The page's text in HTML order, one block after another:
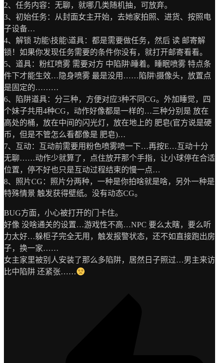
2、任务内容：无聊，就哪几类随机抽，可放弃。
3、初始任务：从封面女主开始，去她家拍照、进货、按照电
子设备…
4、解锁 功能\技能\道具：都是需要做任务，然后 读 邮寄解
锁！如果你发现任务需要的条件你没有，就打开邮寄看看。
5、道具：粉红喷雾 需要对方 中陷阱\睡着。睡眠喷雾 特点条
件下才能生效…隐身喷雾 最是没用……陷阱\摄像头，放置点
是固定的………
6、陷阱道具：分三种，方便对应3种不同CG。外加睡觉，四
个妹子共用4种CG，动作好像都是一样的…三种分别是 放在
高处的桶，放在中间的闪光灯，放在地上的 肥皂(官方说是硬
币，但是不管怎么看都像是 肥皂)…
7、互动：互动前需要用粉色喷雾喷一下…再按E…互动十分
无聊……动作少就算了，点住放开那个手指，让小球停在合适
位置，停不好也只是互动过程结束的慢一点…
8、照片CG：照片分两种，一种是你拍啥就是啥，另外一种是
特殊情景 触发获得壁纸。没有动态CG。
BUG方面，小心被打开的门卡住。
好像 没啥通关的设置…游戏性不高…NPC 要么太瞎，要么听
力太好…躲柜子完全无用，触发报警状态，还不如直接跑出房
子，换一家……
女主家里被别人安装了那么多陷阱，居然日子照过…男主来访
比中陷阱 还紧张……